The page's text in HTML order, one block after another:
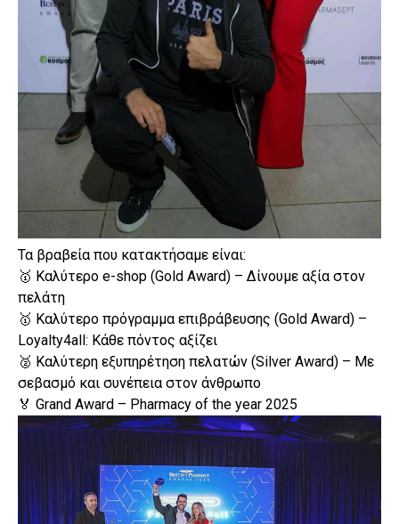
Τα βραβεία που κατακτήσαμε είναι:
🥇 Καλύτερο e-shop (Gold Award) – Δίνουμε αξία στον
πελάτη
🥇 Καλύτερο πρόγραμμα επιβράβευσης (Gold Award) –
Loyalty4all: Κάθε πόντος αξίζει
🥈 Καλύτερη εξυπηρέτηση πελατών (Silver Award) – Με
σεβασμό και συνέπεια στον άνθρωπο
🏅 Grand Award – Pharmacy of the year 2025